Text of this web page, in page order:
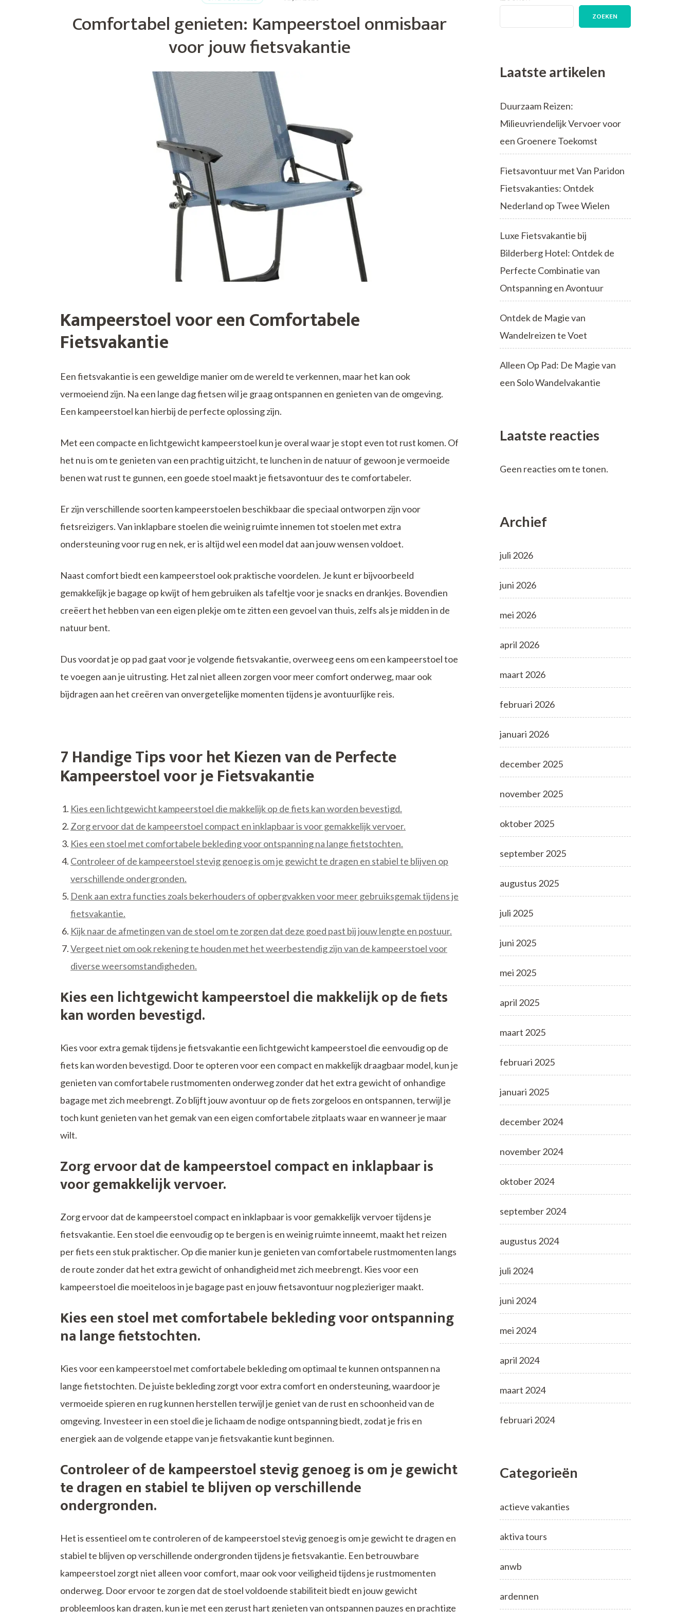
Comfortabel genieten: Kampeerstoel onmisbaar
voor jouw fietsvakantie
Kampeerstoel voor een Comfortabele
Fietsvakantie
Een fietsvakantie is een geweldige manier om de wereld te verkennen, maar het kan ook
vermoeiend zijn. Na een lange dag fietsen wil je graag ontspannen en genieten van de omgeving.
Een kampeerstoel kan hierbij de perfecte oplossing zijn.
Met een compacte en lichtgewicht kampeerstoel kun je overal waar je stopt even tot rust komen. Of
het nu is om te genieten van een prachtig uitzicht, te lunchen in de natuur of gewoon je vermoeide
benen wat rust te gunnen, een goede stoel maakt je fietsavontuur des te comfortabeler.
Er zijn verschillende soorten kampeerstoelen beschikbaar die speciaal ontworpen zijn voor
fietsreizigers. Van inklapbare stoelen die weinig ruimte innemen tot stoelen met extra
ondersteuning voor rug en nek, er is altijd wel een model dat aan jouw wensen voldoet.
Naast comfort biedt een kampeerstoel ook praktische voordelen. Je kunt er bijvoorbeeld
gemakkelijk je bagage op kwijt of hem gebruiken als tafeltje voor je snacks en drankjes. Bovendien
creëert het hebben van een eigen plekje om te zitten een gevoel van thuis, zelfs als je midden in de
natuur bent.
Dus voordat je op pad gaat voor je volgende fietsvakantie, overweeg eens om een kampeerstoel toe
te voegen aan je uitrusting. Het zal niet alleen zorgen voor meer comfort onderweg, maar ook
bijdragen aan het creëren van onvergetelijke momenten tijdens je avontuurlijke reis.
7 Handige Tips voor het Kiezen van de Perfecte
Kampeerstoel voor je Fietsvakantie
Kies een lichtgewicht kampeerstoel die makkelijk op de fiets kan worden bevestigd.
Zorg ervoor dat de kampeerstoel compact en inklapbaar is voor gemakkelijk vervoer.
Kies een stoel met comfortabele bekleding voor ontspanning na lange fietstochten.
Controleer of de kampeerstoel stevig genoeg is om je gewicht te dragen en stabiel te blijven op
verschillende ondergronden.
Denk aan extra functies zoals bekerhouders of opbergvakken voor meer gebruiksgemak tijdens je
fietsvakantie.
Kijk naar de afmetingen van de stoel om te zorgen dat deze goed past bij jouw lengte en postuur.
Vergeet niet om ook rekening te houden met het weerbestendig zijn van de kampeerstoel voor
diverse weersomstandigheden.
Kies een lichtgewicht kampeerstoel die makkelijk op de fiets
kan worden bevestigd.
Kies voor extra gemak tijdens je fietsvakantie een lichtgewicht kampeerstoel die eenvoudig op de
fiets kan worden bevestigd. Door te opteren voor een compact en makkelijk draagbaar model, kun je
genieten van comfortabele rustmomenten onderweg zonder dat het extra gewicht of onhandige
bagage met zich meebrengt. Zo blijft jouw avontuur op de fiets zorgeloos en ontspannen, terwijl je
toch kunt genieten van het gemak van een eigen comfortabele zitplaats waar en wanneer je maar
wilt.
Zorg ervoor dat de kampeerstoel compact en inklapbaar is
voor gemakkelijk vervoer.
Zorg ervoor dat de kampeerstoel compact en inklapbaar is voor gemakkelijk vervoer tijdens je
fietsvakantie. Een stoel die eenvoudig op te bergen is en weinig ruimte inneemt, maakt het reizen
per fiets een stuk praktischer. Op die manier kun je genieten van comfortabele rustmomenten langs
de route zonder dat het extra gewicht of onhandigheid met zich meebrengt. Kies voor een
kampeerstoel die moeiteloos in je bagage past en jouw fietsavontuur nog plezieriger maakt.
Kies een stoel met comfortabele bekleding voor ontspanning
na lange fietstochten.
Kies voor een kampeerstoel met comfortabele bekleding om optimaal te kunnen ontspannen na
lange fietstochten. De juiste bekleding zorgt voor extra comfort en ondersteuning, waardoor je
vermoeide spieren en rug kunnen herstellen terwijl je geniet van de rust en schoonheid van de
omgeving. Investeer in een stoel die je lichaam de nodige ontspanning biedt, zodat je fris en
energiek aan de volgende etappe van je fietsvakantie kunt beginnen.
Controleer of de kampeerstoel stevig genoeg is om je gewicht
te dragen en stabiel te blijven op verschillende
ondergronden.
Het is essentieel om te controleren of de kampeerstoel stevig genoeg is om je gewicht te dragen en
stabiel te blijven op verschillende ondergronden tijdens je fietsvakantie. Een betrouwbare
kampeerstoel zorgt niet alleen voor comfort, maar ook voor veiligheid tijdens je rustmomenten
onderweg. Door ervoor te zorgen dat de stoel voldoende stabiliteit biedt en jouw gewicht
probleemloos kan dragen, kun je met een gerust hart genieten van ontspannen pauzes en prachtige
ZOEKEN
Laatste artikelen
Duurzaam Reizen:
Milieuvriendelijk Vervoer voor
een Groenere Toekomst
Fietsavontuur met Van Paridon
Fietsvakanties: Ontdek
Nederland op Twee Wielen
Luxe Fietsvakantie bij
Bilderberg Hotel: Ontdek de
Perfecte Combinatie van
Ontspanning en Avontuur
Ontdek de Magie van
Wandelreizen te Voet
Alleen Op Pad: De Magie van
een Solo Wandelvakantie
Laatste reacties
Geen reacties om te tonen.
Archief
juli 2026
juni 2026
mei 2026
april 2026
maart 2026
februari 2026
januari 2026
december 2025
november 2025
oktober 2025
september 2025
augustus 2025
juli 2025
juni 2025
mei 2025
april 2025
maart 2025
februari 2025
januari 2025
december 2024
november 2024
oktober 2024
september 2024
augustus 2024
juli 2024
juni 2024
mei 2024
april 2024
maart 2024
februari 2024
Categorieën
actieve vakanties
aktiva tours
anwb
ardennen